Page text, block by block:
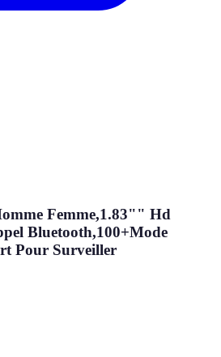
Femme,1.83"" Hd
Bluetooth,100+Mode
Pour Surveiller